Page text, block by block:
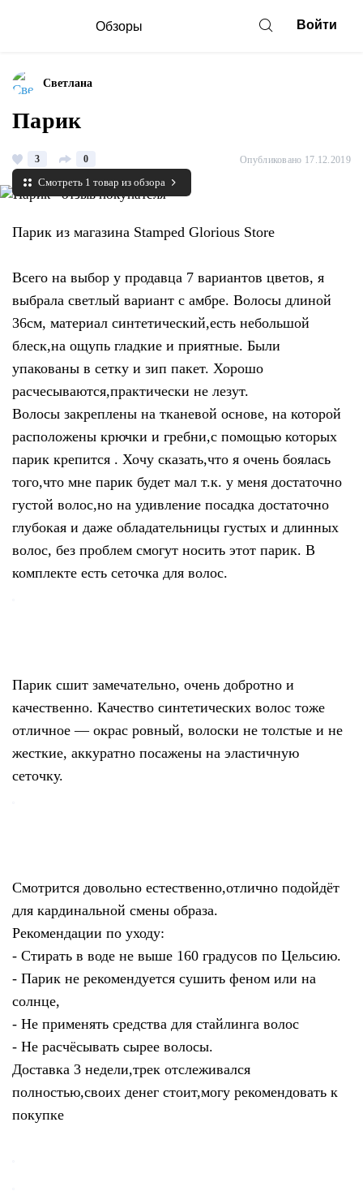
Обзоры Войти
Светлана
Парик
3 0 Опубликовано 17.12.2019
Смотреть 1 товар из обзора
Парик из магазина Stamped Glorious Store
Всего на выбор у продавца 7 вариантов цветов, я
выбрала светлый вариант с амбре. Волосы длиной
36см, материал синтетический,есть небольшой
блеск,на ощупь гладкие и приятные. Были
упакованы в сетку и зип пакет. Хорошо
расчесываются,практически не лезут.
Волосы закреплены на тканевой основе, на которой
расположены крючки и гребни,с помощью которых
парик крепится . Хочу сказать,что я очень боялась
того,что мне парик будет мал т.к. у меня достаточно
густой волос,но на удивление посадка достаточно
глубокая и даже обладательницы густых и длинных
волос, без проблем смогут носить этот парик. В
комплекте есть сеточка для волос.
Парик сшит замечательно, очень добротно и
качественно. Качество синтетических волос тоже
отличное — окрас ровный, волоски не толстые и не
жесткие, аккуратно посажены на эластичную
сеточку.
Смотрится довольно естественно,отлично подойдёт
для кардинальной смены образа.
Рекомендации по уходу:
- Стирать в воде не выше 160 градусов по Цельсию.
- Парик не рекомендуется сушить феном или на
солнце,
- Не применять средства для стайлинга волос
- Не расчёсывать сырее волосы.
Доставка 3 недели,трек отслеживался
полностью,своих денег стоит,могу рекомендовать к
покупке